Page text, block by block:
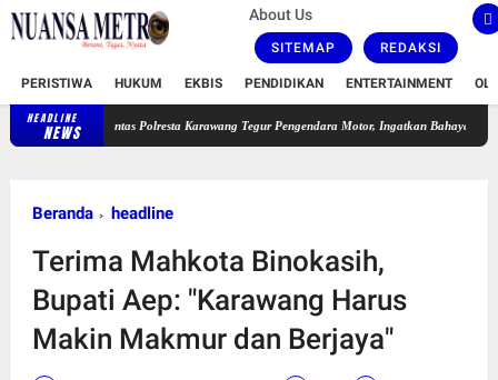
About Us
SITEMAP REDAKSI
PERISTIWA HUKUM EKBIS PENDIDIKAN ENTERTAINMENT
HEADLINE
NEWS
Satlantas Polresta Karawang Tegur Pengendara Motor, Ingatkan Bahaya Ugal-ugalan dan
Beranda headline
Terima Mahkota Binokasih,
Bupati Aep: "Karawang Harus
Makin Makmur dan Berjaya"